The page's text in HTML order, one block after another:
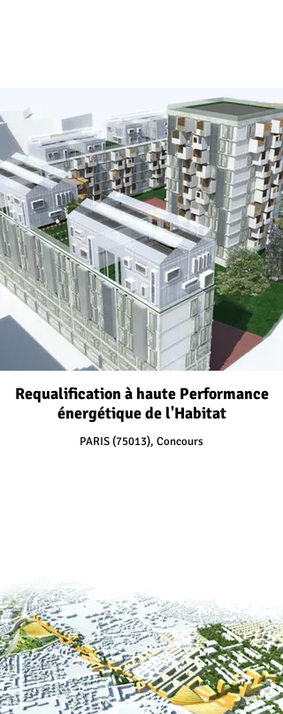
Requalification à haute Performance
énergétique de l'Habitat
PARIS (75013), Concours